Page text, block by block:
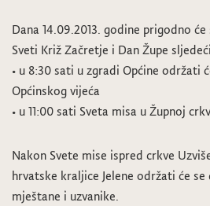
Dana 14.09.2013. godine prigodno
Sveti Križ Začretje i Dan Župe
• u 8:30 sati u zgradi Općine održati
Općinskog vijeća
• u 11:00 sati Sveta misa u Župnoj
Nakon Svete mise ispred crkve
hrvatske kraljice Jelene održati će se
mještane i uzvanike.